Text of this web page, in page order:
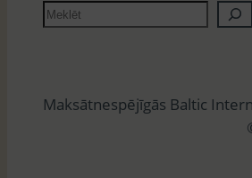
M
e
ē
Maksātnespējīgās Baltic